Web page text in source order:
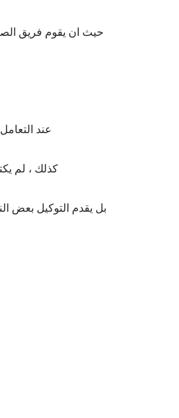
حيث ان يقوم فريق
عند
كذلك ، لم
بل يقدم التوكيل بعض